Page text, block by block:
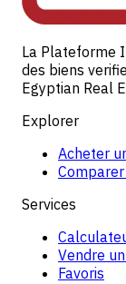
La Plateforme
des biens
Egyptian Real
Explorer
Acheter
Services
Vendre
Favoris